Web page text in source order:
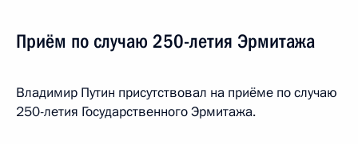
Приём по случаю 250-летия Эрмитажа
Владимир Путин присутствовал на приёме по случаю
250-летия Государственного Эрмитажа.